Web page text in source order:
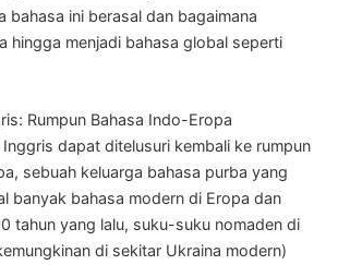
bahasa ini berasal dan bagaimana
hingga menjadi bahasa global seperti
Rumpun Bahasa Indo-Eropa
dapat ditelusuri kembali ke rumpun
sebuah keluarga bahasa purba yang
banyak bahasa modern di Eropa dan
tahun yang lalu, suku-suku nomaden di
di sekitar Ukraina modern)